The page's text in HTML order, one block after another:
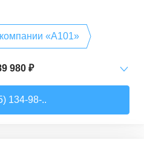
«А101»
980 ₽
134-98-..